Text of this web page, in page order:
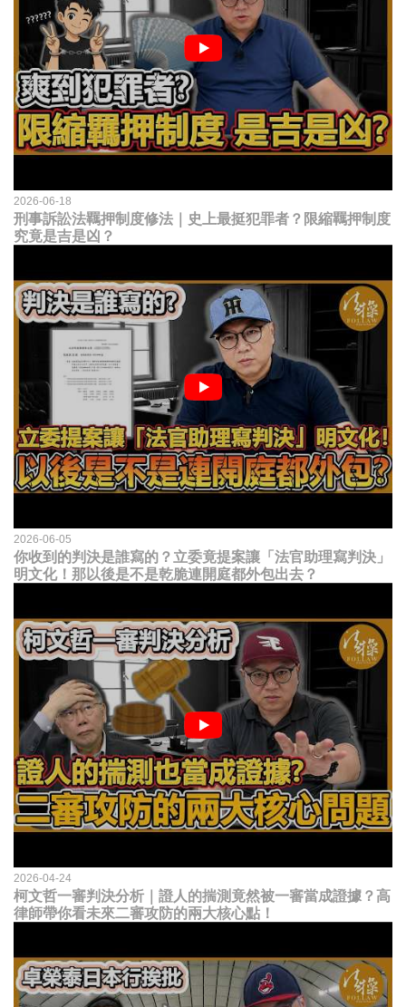
2026-06-18
刑事訴訟法羈押制度修法｜史上最挺犯罪者？限縮羈押制度
究竟是吉是凶？
2026-06-05
你收到的判決是誰寫的？立委竟提案讓「法官助理寫判決」
明文化！那以後是不是乾脆連開庭都外包出去？
2026-04-24
柯文哲一審判決分析｜證人的揣測竟然被一審當成證據？高
律師帶你看未來二審攻防的兩大核心點！